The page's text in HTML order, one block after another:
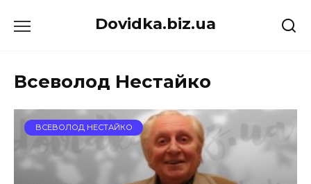
до
Dovidka.biz.ua
Всеволод Нестайко
ВСЕВОЛОД НЕСТАЙКО